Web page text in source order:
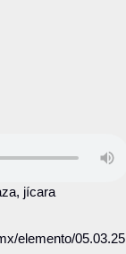
jícara
elemento/05.03.25